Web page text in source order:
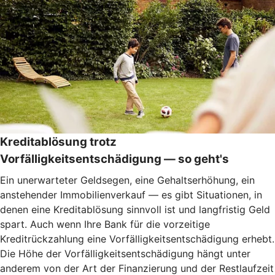
Kreditablösung trotz
Vorfälligkeitsentschädigung — so geht's
Ein unerwarteter Geldsegen, eine Gehaltserhöhung, ein
anstehender Immobilienverkauf — es gibt Situationen, in
denen eine Kreditablösung sinnvoll ist und langfristig Geld
spart. Auch wenn Ihre Bank für die vorzeitige
Kreditrückzahlung eine Vorfälligkeitsentschädigung erhebt.
Die Höhe der Vorfälligkeitsentschädigung hängt unter
anderem von der Art der Finanzierung und der Restlaufzeit